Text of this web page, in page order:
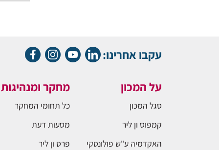
עקבו אחרינו:
על המכון
סגל המכון
קמפוס ון ליר
האקדמיה ע"ש פולונסקי
מחקר ומנהיגות
כל תחומי המחקר
מסעות דעת
פרס ון ליר